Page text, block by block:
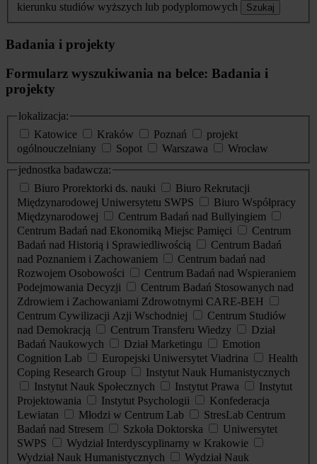
kierunku studiów wyższych lub podyplomowych
Szukaj
Badania i projekty
Formularz wyszukiwania na belce: Badania i
projekty
lokalizacja:
Katowice
Kraków Poznań
projekt
ogólnouczelniany
Sopot Warszawa
Wrocław
jednostka badawcza:
Biuro Prorektorki ds. nauki
Biuro Rekrutacji
Międzynarodowej Uniwersytetu SWPS
Biuro Współpracy
Międzynarodowej
Centrum Badań nad Bullyingiem
Centrum Badań nad Ekonomiką Miejsc Pamięci
Centrum
Badań nad Historią i Sprawiedliwością
Centrum Badań
nad Poznaniem i Zachowaniem
Centrum badań nad
Rozwojem Osobowości
Centrum Badań nad Wspieraniem
Podejmowania Decyzji
Centrum Badań Stosowanych nad
Zdrowiem i Zachowaniami Zdrowotnymi CARE-BEH
Centrum Cywilizacji Azji Wschodniej
Centrum Studiów
nad Demokracją
Centrum Transferu Wiedzy
Dział
Badań Naukowych
Dział Marketingu
Emotion
Cognition Lab
Europejski Uniwersytet Viadrina
Health
Coping Research Group
Instytut Nauk Humanistycznych
Instytut Nauk Społecznych
Instytut Prawa
Instytut
Projektowania
Instytut Psychologii
Konfederacja
Lewiatan
Młodzi w Centrum Lab
StresLab Centrum
Badań nad Stresem
Szkoła Doktorska
Uniwersytet
SWPS
Wydział Interdyscyplinarny w Krakowie
Wydział Nauk Humanistycznych
Wydział Nauk